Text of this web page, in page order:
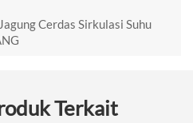
Cerdas Sirkulasi Suhu
Terkait